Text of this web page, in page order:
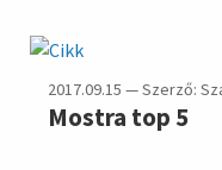
2017.09.15 — Szerző:
Mostra top 5